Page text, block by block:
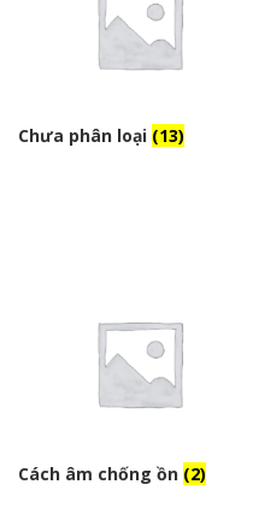
Chưa phân loại (13)
Cách âm chống ồn (2)